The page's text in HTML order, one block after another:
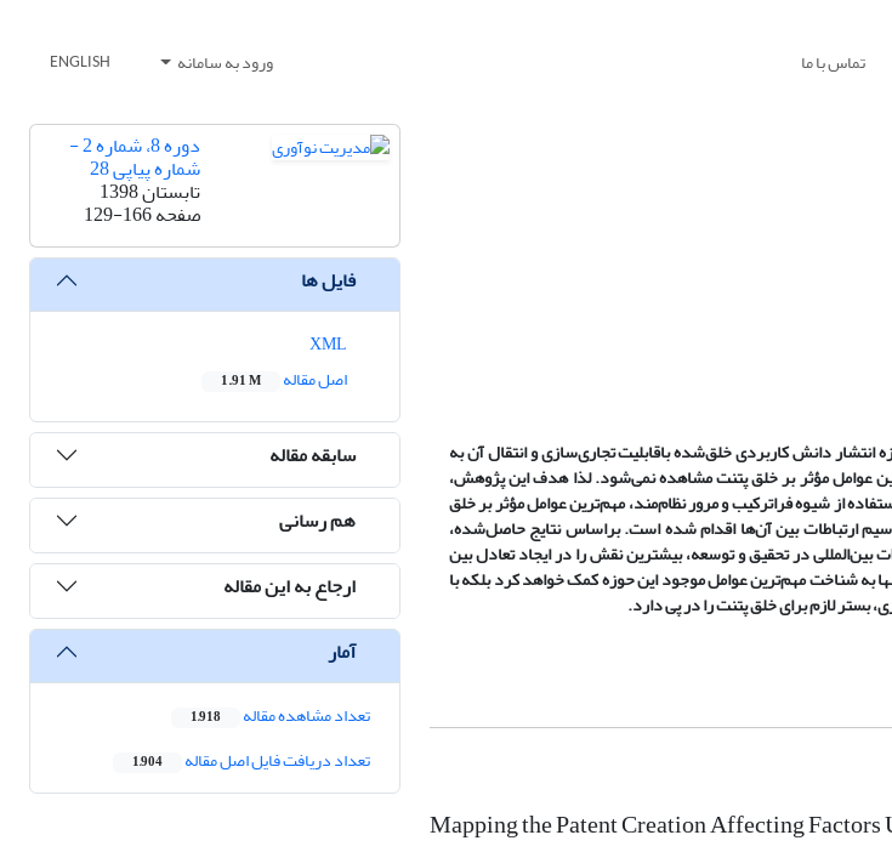
تماس با ما ورود به سامانه ENGLISH
دانش کاربردی خلق‌شده باقابلیت تجاری‌سازی و انتقال آن به
عوامل مؤثر بر خلق پتنت مشاهده نمی‌شود. لذا هدف این پژوهش،
از شیوه فراترکیب و مرور نظام‌مند، مهم‌ترین عوامل مؤثر بر خلق
ارتباطات بین آن‌ها اقدام شده است. براساس نتایج حاصل‌شده،
در تحقیق و توسعه، بیشترین نقش را در ایجاد تعادل بین
به شناخت مهم‌ترین عوامل موجود این حوزه کمک خواهد کرد بلکه با
لازم برای خلق پتنت را در پی دارد.
Mapping the Patent Creation Affecting
دوره 8، شماره 2 -
شماره پیاپی 28
تابستان 1398
صفحه129-166
فایل ها
اصل مقاله
1.91 M
سابقه مقاله
هم رسانی
ارجاع به این مقاله
آمار
تعداد مشاهده مقاله 1,918
تعداد دریافت فایل اصل مقاله 1,904